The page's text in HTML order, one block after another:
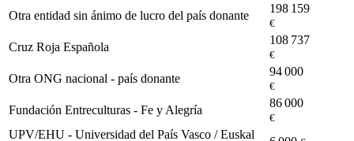
Otra entidad sin ánimo de lucro del país donante
198 159
€
Cruz Roja Española
108 737
€
Otra ONG nacional - país donante
94 000
€
Fundación Entreculturas - Fe y Alegría
86 000
€
UPV/EHU - Universidad del País Vasco / Euskal